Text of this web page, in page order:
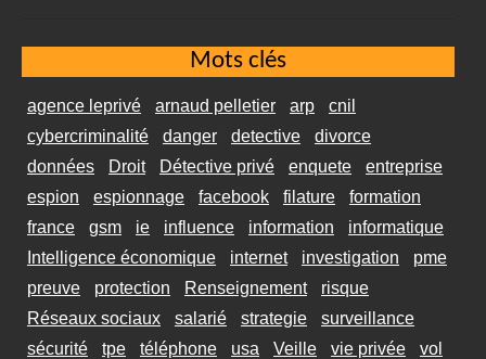
Mots clés
agence leprivé arnaud pelletier arp
cnil
cybercriminalité
danger detective
divorce
données
Droit Détective privé enquete
entreprise
espion
espionnage facebook filature
formation
france
gsm ie influence information
informatique
Intelligence économique
internet investigation
pme
preuve
protection Renseignement
risque
Réseaux sociaux
salarié strategie
surveillance
sécurité
tpe téléphone usa Veille vie privée vol